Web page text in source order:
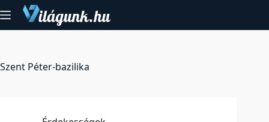
to
content
Szent Péter-bazilika